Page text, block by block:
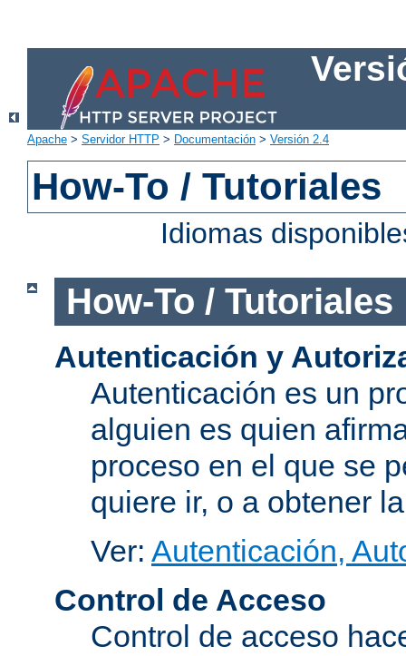
Apache > Servidor HTTP > Documentación > Versión 2.4
How-To / Tutoriales
Idiomas
How-To / Tutoriales
Autenticación y
Autenticación es un
alguien es quien
proceso en el que se
quiere ir, o a obtener
Ver: Autenticación,
Control de Acceso
Control de acceso